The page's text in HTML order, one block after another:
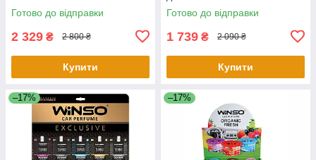
Готово до відправки
2 329 ₴ 2 800 ₴
Купити
Готово до відправки
1 739 ₴ 2 090 ₴
Купити
–17% –17%